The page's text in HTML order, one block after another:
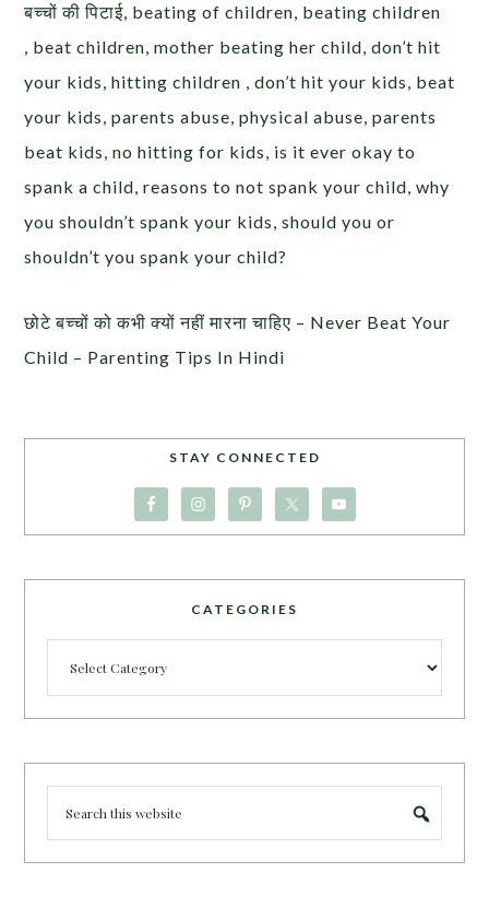
बच्चों की पिटाई, beating of children, beating children
, beat children, mother beating her child, don’t hit
your kids, hitting children , don’t hit your kids, beat
your kids, parents abuse, physical abuse, parents
beat kids, no hitting for kids, is it ever okay to
spank a child, reasons to not spank your child, why
you shouldn’t spank your kids, should you or
shouldn’t you spank your child?
छोटे बच्चों को कभी क्यों नहीं मारना चाहिए – Never Beat Your
Child – Parenting Tips In Hindi
STAY CONNECTED
CATEGORIES